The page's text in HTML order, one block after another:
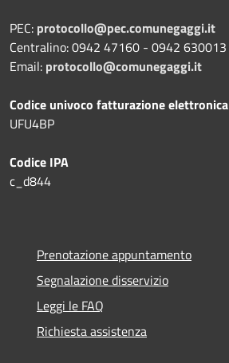
PEC: protocollo@pec.comunegaggi.it
Centralino: 0942 47160 - 0942 630013
Email: protocollo@comunegaggi.it
Codice univoco fatturazione elettronica
UFU4BP
Codice IPA
c_d844
Prenotazione appuntamento
Segnalazione disservizio
Leggi le FAQ
Richiesta assistenza